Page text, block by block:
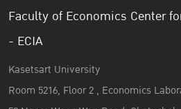
Faculty of Economics Center
- ECIA
Kasetsart University
Room 5216, Floor 2 , Economics